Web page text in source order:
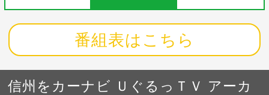
番組表はこちら
信州をカーナビ ＵぐるっＴＶ アーカ